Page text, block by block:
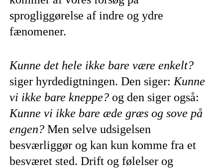
sprogliggørelse af indre og ydre
fænomener.
Kunne det hele ikke bare være enkelt?
siger hyrdedigtningen. Den siger: Kunne
vi ikke bare kneppe? og den siger også:
Kunne vi ikke bare æde græs og sove på
engen? Men selve udsigelsen
besværliggør og kan kun komme fra et
besværet sted. Drift og følelser og